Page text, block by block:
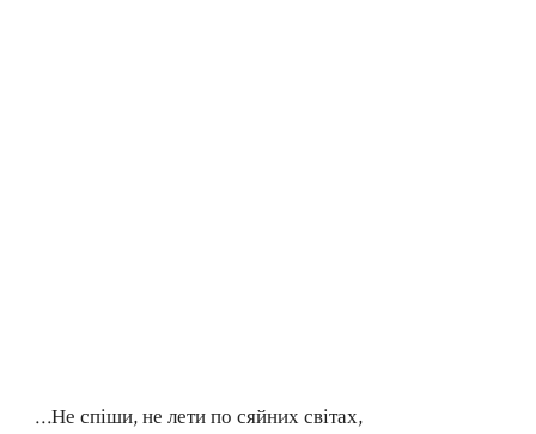
…Не спіши, не лети по сяйних світах,